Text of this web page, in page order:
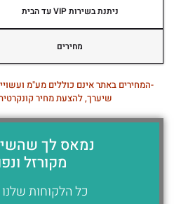
ניתנת בשירות VIP עד הבית
מחירים
-המחירים באתר אינם כוללים מע"מ
שיערך, להצעת מחיר
נמאס לך
מקורזל
כל הלקוחות שלנו